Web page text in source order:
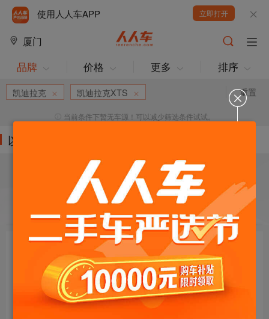
使用人人车APP 立即打开
厦门
品牌 价格 更多 排序
重置
凯迪拉克 凯迪拉克XTS
当前条件下暂无车源！可以减少筛选条件试试。
以下车源的筛选条件为:
目标车辆： 请选择欲购车辆
年限要求：
购车预算：